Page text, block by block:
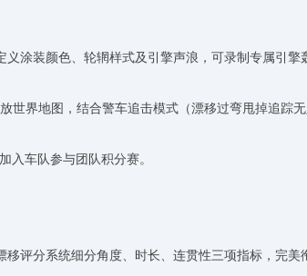
涂装颜色、轮辋样式及引擎声浪，可录制专属引擎
世界地图，结合警车追击模式（漂移过弯甩掉追踪无
入车队参与团队积分赛。
评分系统细分角度、时长、连贯性三项指标，完美